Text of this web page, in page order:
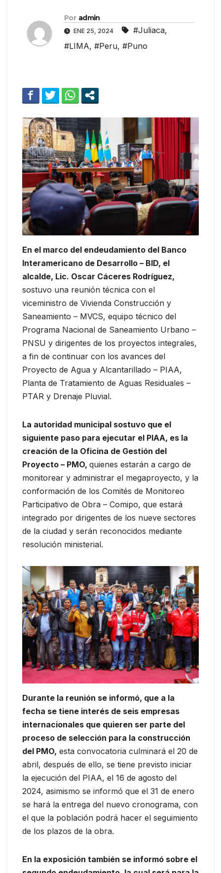
Por admin
ENE 25, 2024 #Juliaca,
#LIMA, #Peru, #Puno
En el marco del endeudamiento del Banco
Interamericano de Desarrollo – BID, el
alcalde, Lic. Oscar Cáceres Rodríguez,
sostuvo una reunión técnica con el
viceministro de Vivienda Construcción y
Saneamiento – MVCS, equipo técnico del
Programa Nacional de Saneamiento Urbano –
PNSU y dirigentes de los proyectos integrales,
a fin de continuar con los avances del
Proyecto de Agua y Alcantarillado – PIAA,
Planta de Tratamiento de Aguas Residuales –
PTAR y Drenaje Pluvial.
La autoridad municipal sostuvo que el
siguiente paso para ejecutar el PIAA, es la
creación de la Oficina de Gestión del
Proyecto – PMO, quienes estarán a cargo de
monitorear y administrar el megaproyecto, y la
conformación de los Comités de Monitoreo
Participativo de Obra – Comipo, que estará
integrado por dirigentes de los nueve sectores
de la ciudad y serán reconocidos mediante
resolución ministerial.
Durante la reunión se informó, que a la
fecha se tiene interés de seis empresas
internacionales que quieren ser parte del
proceso de selección para la construcción
del PMO, esta convocatoria culminará el 20 de
abril, después de ello, se tiene previsto iniciar
la ejecución del PIAA, el 16 de agosto del
2024, asimismo se informó que el 31 de enero
se hará la entrega del nuevo cronograma, con
el que la población podrá hacer el seguimiento
de los plazos de la obra.
En la exposición también se informó sobre el